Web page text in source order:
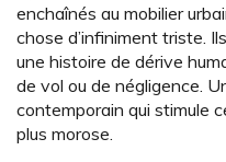
enchaînés au mobilier
chose d’infiniment triste.
une histoire de dérive
de vol ou de négligence.
contemporain qui stimule
plus morose.